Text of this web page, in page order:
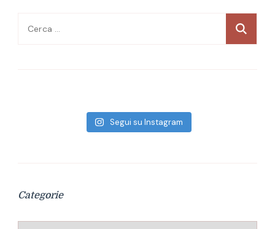
Ricerca
Segui su Instagram
Categorie